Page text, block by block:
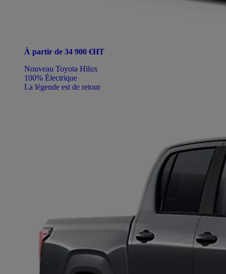
À partir de 34 900 €HT
Nouveau Toyota Hilux
100% Électrique
La légende est de retour